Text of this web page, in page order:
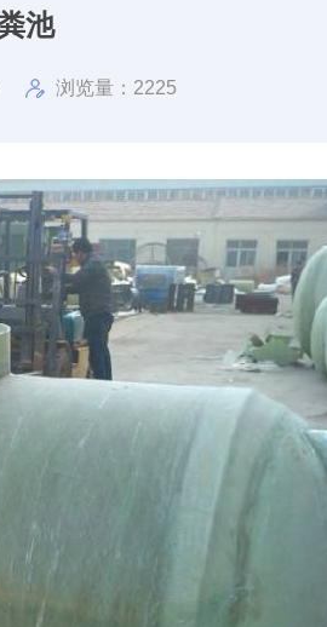
池
浏览量：2225